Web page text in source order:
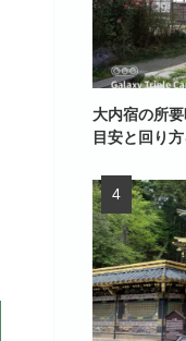
大内宿の所
目安と回り